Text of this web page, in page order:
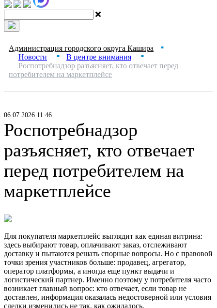
Администрация городского округа Кашира ■
Новости ■ В центре внимания ■
Роспотребнадзор разъясняет, кто отвечает перед
потребителем на маркетплейсе
06.07.2026 11:46
Роспотребнадзор
разъясняет, кто отвечает
перед потребителем на
маркетплейсе
Для покупателя маркетплейс выглядит как единая витрина:
здесь выбирают товар, оплачивают заказ, отслеживают
доставку и пытаются решать спорные вопросы. Но с правовой
точки зрения участников больше: продавец, агрегатор,
оператор платформы, а иногда еще пункт выдачи и
логистический партнер. Именно поэтому у потребителя часто
возникает главный вопрос: кто отвечает, если товар не
доставлен, информация оказалась недостоверной или условия
сделки изменились не так, как ожидалось.